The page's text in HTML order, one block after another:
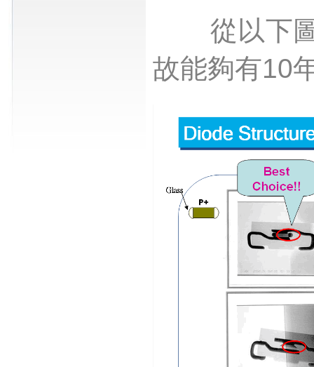
從以下
故能夠有10